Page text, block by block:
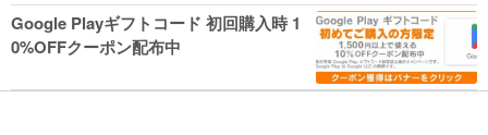
Google Playギフトコード 初回購入時 1
0%OFFクーポン配布中